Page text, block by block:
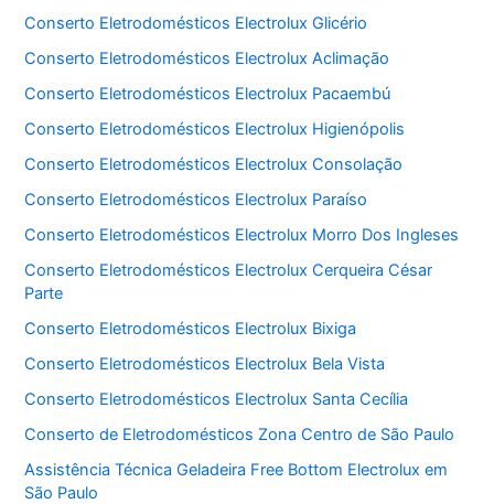
Conserto Eletrodomésticos Electrolux Glicério
Conserto Eletrodomésticos Electrolux Aclimação
Conserto Eletrodomésticos Electrolux Pacaembú
Conserto Eletrodomésticos Electrolux Higienópolis
Conserto Eletrodomésticos Electrolux Consolação
Conserto Eletrodomésticos Electrolux Paraíso
Conserto Eletrodomésticos Electrolux Morro Dos Ingleses
Conserto Eletrodomésticos Electrolux Cerqueira César
Parte
Conserto Eletrodomésticos Electrolux Bixiga
Conserto Eletrodomésticos Electrolux Bela Vista
Conserto Eletrodomésticos Electrolux Santa Cecília
Conserto de Eletrodomésticos Zona Centro de São Paulo
Assistência Técnica Geladeira Free Bottom Electrolux em
São Paulo